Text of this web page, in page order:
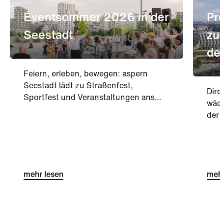
Eventsommer 2026 in der
Seestadt
Feiern, erleben, bewegen: aspern
Seestadt lädt zu Straßenfest,
Sportfest und Veranstaltungen ans
mehr lesen